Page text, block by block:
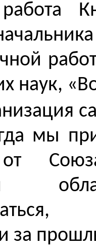
наук,
мы
от
за